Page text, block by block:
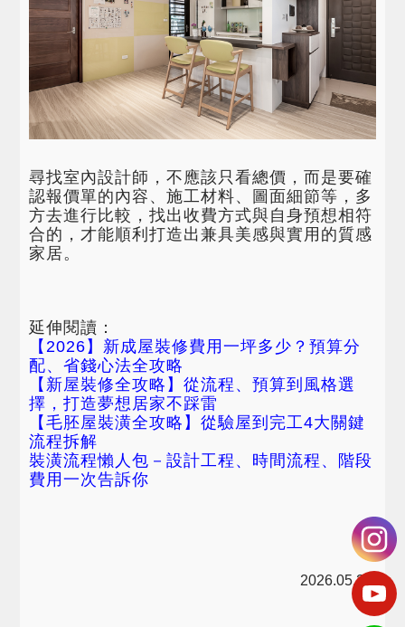
尋找室內設計師，不應該只看總價，而是要確
認報價單的內容、施工材料、圖面細節等，多
方去進行比較，找出收費方式與自身預想相符
合的，才能順利打造出兼具美感與實用的質感
家居。
延伸閱讀：
【2026】新成屋裝修費用一坪多少？預算分
配、省錢心法全攻略
【新屋裝修全攻略】從流程、預算到風格選
擇，打造夢想居家不踩雷
【毛胚屋裝潢全攻略】從驗屋到完工4大關鍵
流程拆解
裝潢流程懶人包－設計工程、時間流程、階段
費用一次告訴你
2026.05.25